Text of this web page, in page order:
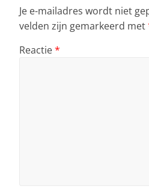
Je e-mailadres wordt niet
velden zijn gemarkeerd met
Reactie*